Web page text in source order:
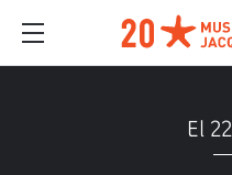
El 22